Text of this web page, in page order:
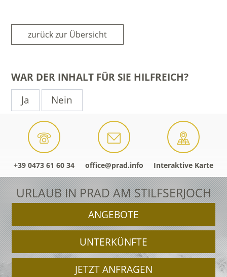
zurück zur Übersicht
WAR DER INHALT FÜR SIE HILFREICH?
Ja
Nein
+39 0473 61 60 34 office@prad.info Interaktive Karte
URLAUB IN PRAD AM STILFSERJOCH
ANGEBOTE
UNTERKÜNFTE
JETZT ANFRAGEN